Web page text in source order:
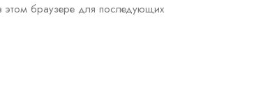
этом браузере для последующих